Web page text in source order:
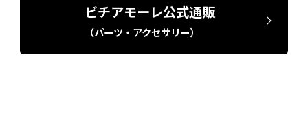
ビチアモーレ公式通販
（パーツ・アクセサリー）